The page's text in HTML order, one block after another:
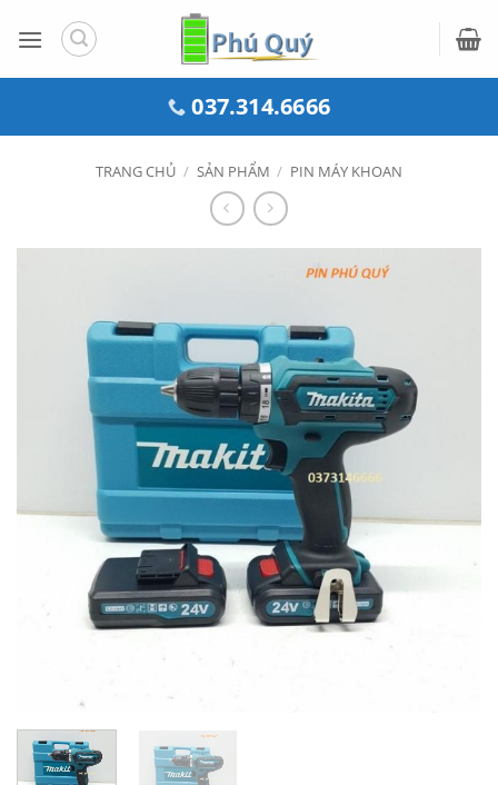
qua
037.314.6666
TRANG CHỦ / SẢN PHẨM / PIN MÁY KHOAN